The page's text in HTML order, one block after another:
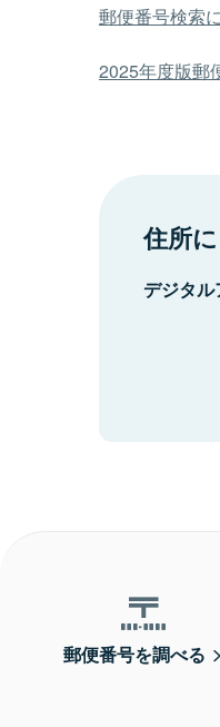
郵便番号検索
2025年度版郵
住所
デジタル
郵便番号を調べる